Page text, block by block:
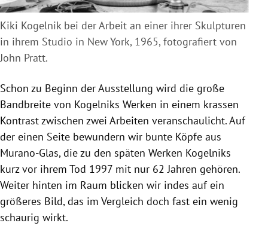
Kiki Kogelnik bei der Arbeit an einer ihrer Skulpturen
in ihrem Studio in New York, 1965, fotografiert von
John Pratt.
Schon zu Beginn der Ausstellung wird die große
Bandbreite von Kogelniks Werken in einem krassen
Kontrast zwischen zwei Arbeiten veranschaulicht. Auf
der einen Seite bewundern wir bunte Köpfe aus
Murano-Glas, die zu den späten Werken Kogelniks
kurz vor ihrem Tod 1997 mit nur 62 Jahren gehören.
Weiter hinten im Raum blicken wir indes auf ein
größeres Bild, das im Vergleich doch fast ein wenig
schaurig wirkt.